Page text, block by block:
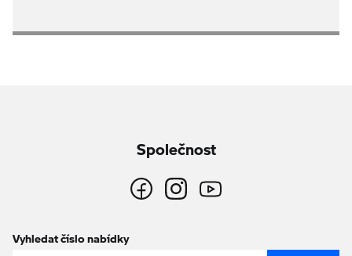
Společnost
Vyhledat číslo nabídky